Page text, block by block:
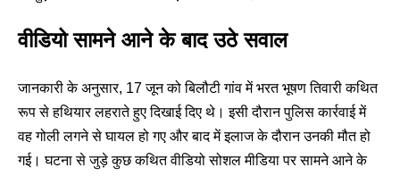
वीडियो सामने आने के बाद उठे सवाल
जानकारी के अनुसार, 17 जून को बिलौटी गांव में भरत भूषण तिवारी कथित
रूप से हथियार लहराते हुए दिखाई दिए थे। इसी दौरान पुलिस कार्रवाई में
वह गोली लगने से घायल हो गए और बाद में इलाज के दौरान उनकी मौत हो
गई। घटना से जुड़े कुछ कथित वीडियो सोशल मीडिया पर सामने आने के